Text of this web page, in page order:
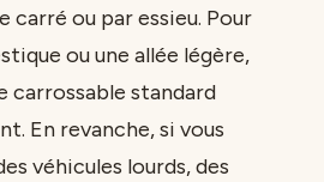
carré ou par essieu. Pour
ou une allée légère,
carrossable standard
En revanche, si vous
véhicules lourds, des